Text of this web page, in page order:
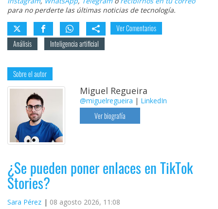
para no perderte las últimas noticias de tecnología.
Ver Comentarios
Análisis
Inteligencia artificial
Sobre el autor
Miguel Regueira
@miguelregueira | LinkedIn
Ver biografía
¿Se pueden poner enlaces en TikTok
Stories?
Sara Pérez 08 agosto 2026, 11:08